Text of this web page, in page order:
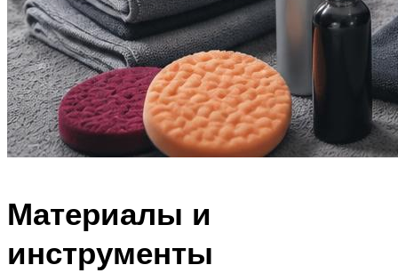
Материалы и
инструменты